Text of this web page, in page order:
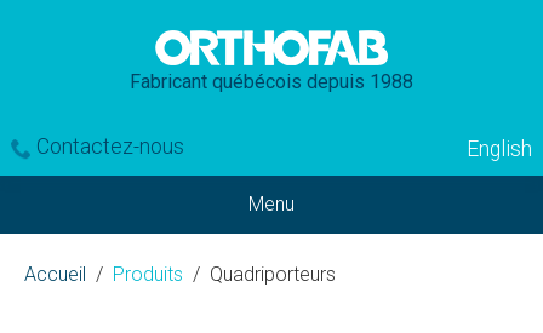
Fabricant québécois depuis 1988
Contactez-nous English
Menu
Accueil Produits Quadriporteurs